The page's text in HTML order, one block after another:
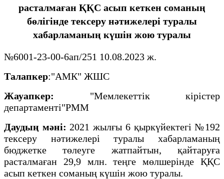
расталмаған ҚҚС асып кеткен соманың
бөлігінде тексеру нәтижелері туралы
хабарламаның күшін жою туралы
№6001-23-00-6ап/251 10.08.2023 ж.
Талапкер:"АМК" ЖШС
Жауапкер: "Мемлекеттік кірістер
департаменті"РММ
Даудың мәні: 2021 жылғы 6 қыркүйектегі №192
тексеру нәтижелері туралы хабарламаның
бюджетке төлеуге жатпайтын, қайтаруға
расталмаған 29,9 млн. теңге мөлшерінде ҚҚС
асып кеткен соманың күшін жою туралы.